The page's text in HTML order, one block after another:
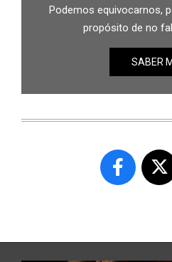
Podemos equivocarnos,
propósito de no
SABER